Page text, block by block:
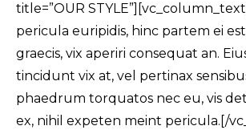
title=”OUR
pericula euripidis, hinc partem ei
graecis, vix aperiri consequat an.
tincidunt vix at, vel pertinax
phaedrum torquatos nec eu, vis
ex, nihil expeten meint pericula.[/